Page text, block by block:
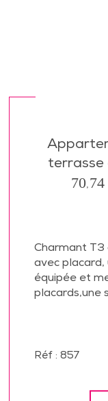
terrasse
70,74
Charmant T3
avec placard,
équipée et
placards,une
Réf : 857